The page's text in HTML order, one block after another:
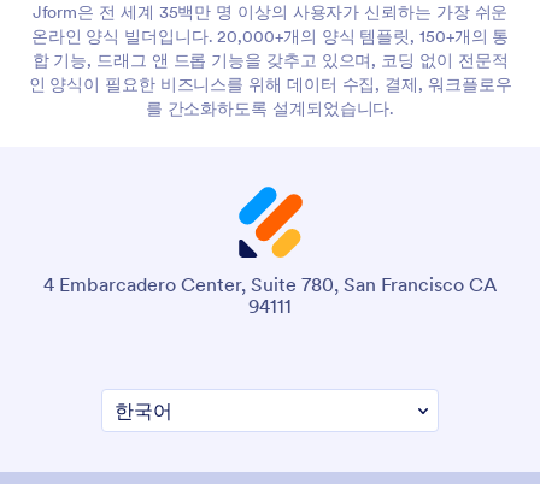
Jform은 전 세계 35백만 명 이상의 사용자가 신뢰하는 가장 쉬운
온라인 양식 빌더입니다. 20,000+개의 양식 템플릿, 150+개의 통
합 기능, 드래그 앤 드롭 기능을 갖추고 있으며, 코딩 없이 전문적
인 양식이 필요한 비즈니스를 위해 데이터 수집, 결제, 워크플로우
를 간소화하도록 설계되었습니다.
4 Embarcadero Center, Suite 780, San Francisco CA
94111